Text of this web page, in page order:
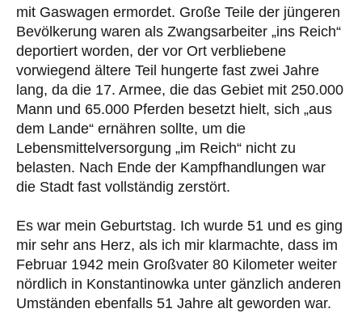
mit Gaswagen ermordet. Große Teile der jüngeren
Bevölkerung waren als Zwangsarbeiter „ins Reich“
deportiert worden, der vor Ort verbliebene
vorwiegend ältere Teil hungerte fast zwei Jahre
lang, da die 17. Armee, die das Gebiet mit 250.000
Mann und 65.000 Pferden besetzt hielt, sich „aus
dem Lande“ ernähren sollte, um die
Lebensmittelversorgung „im Reich“ nicht zu
belasten. Nach Ende der Kampfhandlungen war
die Stadt fast vollständig zerstört.
Es war mein Geburtstag. Ich wurde 51 und es ging
mir sehr ans Herz, als ich mir klarmachte, dass im
Februar 1942 mein Großvater 80 Kilometer weiter
nördlich in Konstantinowka unter gänzlich anderen
Umständen ebenfalls 51 Jahre alt geworden war.